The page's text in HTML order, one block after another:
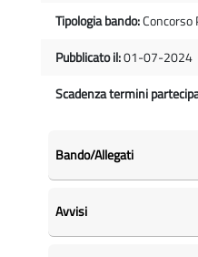
Tipologia bando:Concorso
Pubblicato il:01-07-2024
Scadenza termini
Bando/Allegati
Avvisi